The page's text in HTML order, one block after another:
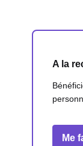
A la
Me